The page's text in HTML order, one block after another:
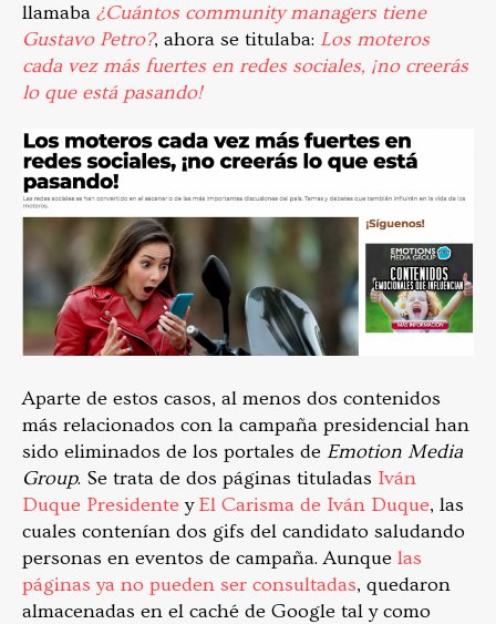
llamaba ¿Cuántos community managers tiene
Gustavo Petro?, ahora se titulaba: Los moteros
cada vez más fuertes en redes sociales, ¡no creerás
lo que está pasando!
Aparte de estos casos, al menos dos contenidos
más relacionados con la campaña presidencial han
sido eliminados de los portales de Emotion Media
Group. Se trata de dos páginas tituladas Iván
Duque Presidente yEl Carisma de Iván Duque, las
cuales contenían dos gifs del candidato saludando
personas en eventos de campaña. Aunque las
páginas ya no pueden ser consultadas, quedaron
almacenadas en el caché de Google tal y como